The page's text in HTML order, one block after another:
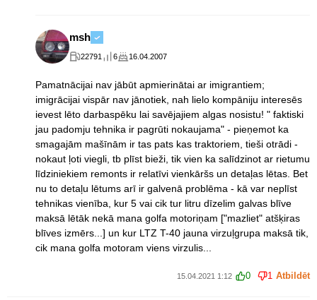
msh
22791 6 16.04.2007
Pamatnācijai nav jābūt apmierinātai ar imigrantiem;
imigrācijai vispār nav jānotiek, nah lielo kompāniju interesēs
ievest lēto darbaspēku lai savējajiem algas nosistu! " faktiski
jau padomju tehnika ir pagrūti nokaujama" - pieņemot ka
smagajām mašīnām ir tas pats kas traktoriem, tieši otrādi -
nokaut ļoti viegli, tb plīst bieži, tik vien ka salīdzinot ar rietumu
līdziniekiem remonts ir relatīvi vienkāršs un detaļas lētas. Bet
nu to detaļu lētums arī ir galvenā problēma - kā var neplīst
tehnikas vienība, kur 5 vai cik tur litru dīzelim galvas blīve
maksā lētāk nekā mana golfa motoriņam ["mazliet" atšķiras
blīves izmērs...] un kur LTZ T-40 jauna virzuļgrupa maksā tik,
cik mana golfa motoram viens virzulis...
15.04.2021 1:12 0 1 Atbildēt